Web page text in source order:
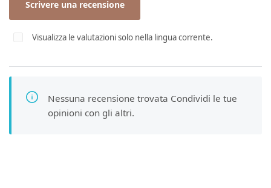
Scrivere una recensione
Visualizza le valutazioni solo nella lingua corrente.
Nessuna recensione trovata Condividi le tue
opinioni con gli altri.